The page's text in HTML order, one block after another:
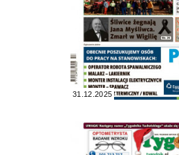
31.12.2025